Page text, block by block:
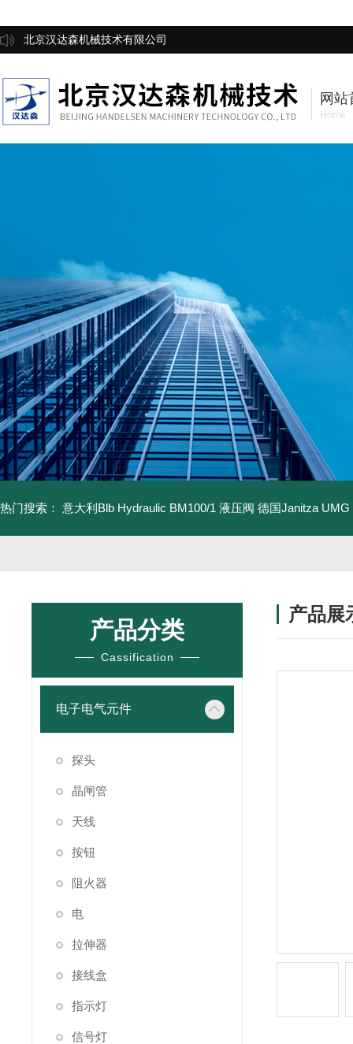
北京汉达森机械技术有限公司
网站
Home
热门搜索： 意大利Blb Hydraulic BM100/1 液压阀 德国Janitza UMG
产品分类
Cassification
电子电气元件
探头
晶闸管
天线
按钮
阻火器
电
拉伸器
接线盒
指示灯
信号灯
产品展